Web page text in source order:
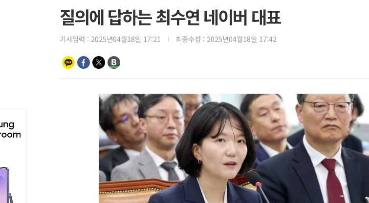
이란 핵심 원유 수출항 '하르그
美 고용 쇼크에 엔화 장중 급등…
[AI MY 뉴스] 뉴욕 반도체주 프리
뉴욕증시 프리뷰, 美 고용 쇼크
[종합] 美 7월 고용 2만3000명 감
[사진] 이슬람 수니파 3개국, 공동
뉴욕증시 개장 전 특징주...아틀
보훈부, 미 DPAA와 MOU…
트럼프 "금리 내려야"…파월 때와
특정 정치인 측근 포항시 정책특보
李 "해남 태양광, 대한민국 다음
李 대통령, '6시간 마라톤 부동산
트럼프, 中 겨냥 폴리실리콘 관세
[사진] 빈살만과 에르도안의 만남
질의에 답하는 최수연 네이버 대표
기사입력 : 2025년04월18일 17:21 최종수정 : 2025년04월18일 17:42